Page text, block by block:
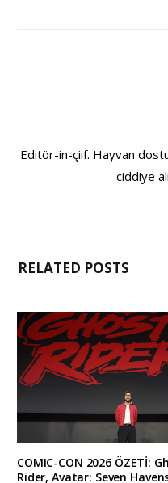
Editör-in-çiif. Hayvan
ciddiye
RELATED POSTS
COMIC-CON 2026 ÖZETİ:
Rider, Avatar: Seven